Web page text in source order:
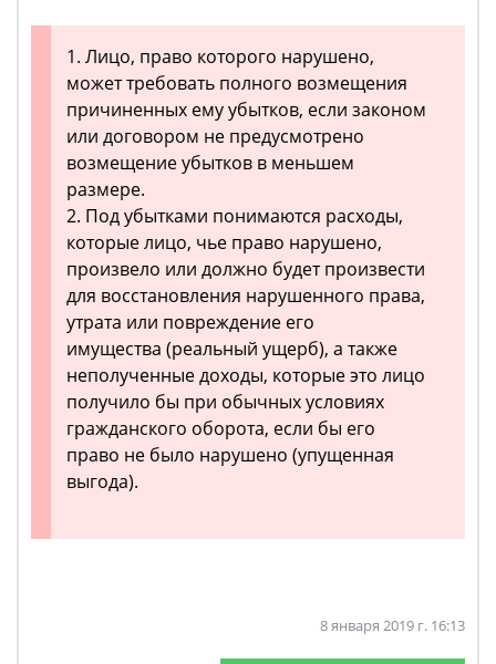
1. Лицо, право которого нарушено,
может требовать полного возмещения
причиненных ему убытков, если законом
или договором не предусмотрено
возмещение убытков в меньшем
размере.
2. Под убытками понимаются расходы,
которые лицо, чье право нарушено,
произвело или должно будет произвести
для восстановления нарушенного права,
утрата или повреждение его
имущества (реальный ущерб), а также
неполученные доходы, которые это лицо
получило бы при обычных условиях
гражданского оборота, если бы его
право не было нарушено (упущенная
выгода).
8 января 2019 г. 16:13